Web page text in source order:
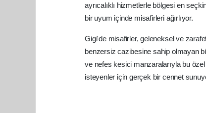
ayrıcalıklı hizmetlerle bölgesi en
bir uyum içinde misafirleri ağırlıyor.
Gigi'de misafirler, geleneksel ve
benzersiz cazibesine sahip olmayan
ve nefes kesici manzaralarıyla bu
isteyenler için gerçek bir cennet